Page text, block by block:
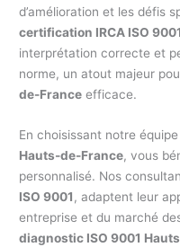
d’amélioration et les défis
certification IRCA ISO
interprétation correcte et
norme, un atout majeur
de-France efficace.
En choisissant notre
Hauts-de-France, vous
personnalisé. Nos
ISO 9001, adaptent leur
entreprise et du marché
diagnostic ISO 9001